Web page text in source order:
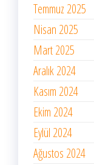
Temmuz 2025
Nisan 2025
Mart 2025
Aralık 2024
Kasım 2024
Ekim 2024
Eylül 2024
Ağustos 2024